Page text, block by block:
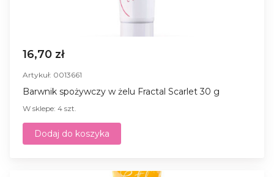
16,70 zł
Artykuł: 0013661
Barwnik spożywczy w żelu Fractal Scarlet 30 g
W sklepe: 4 szt.
Dodaj do koszyka